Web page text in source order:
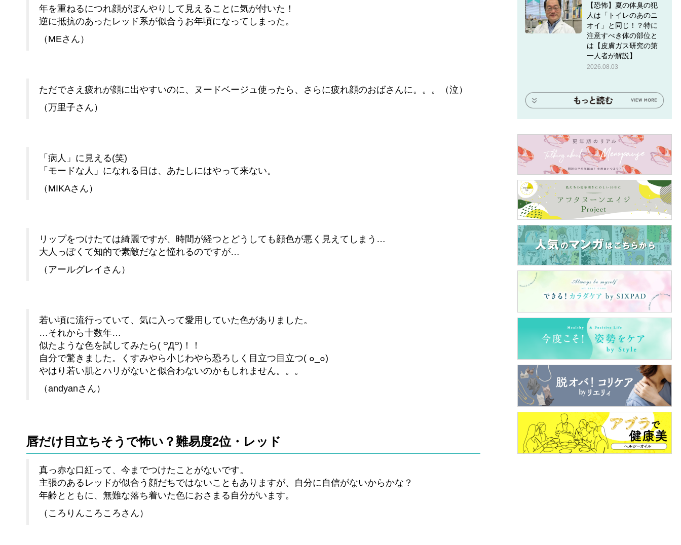
年を重ねるにつれ顔がぼんやりして見えることに気が付いた！
逆に抵抗のあったレッド系が似合うお年頃になってしまった。
（MEさん）
ただでさえ疲れが顔に出やすいのに、ヌードベージュ使ったら、さらに疲れ顔のおばさんに。。。（泣）
（万里子さん）
「病人」に見える(笑)
「モードな人」になれる日は、あたしにはやって来ない。
（MIKAさん）
リップをつけたては綺麗ですが、時間が経つとどうしても顔色が悪く見えてしまう…
大人っぽくて知的で素敵だなと憧れるのですが…
（アールグレイさん）
若い頃に流行っていて、気に入って愛用していた色がありました。
…それから十数年…
似たような色を試してみたら( ꒪Д꒪)！！
自分で驚きました。くすみやら小じわやら恐ろしく目立つ目立つ( ๐_๐)
やはり若い肌とハリがないと似合わないのかもしれません。。。
（andyanさん）
唇だけ目立ちそうで怖い？難易度2位・レッド
真っ赤な口紅って、今までつけたことがないです。
主張のあるレッドが似合う顔だちではないこともありますが、自分に自信がないからかな？
年齢とともに、無難な落ち着いた色におさまる自分がいます。
（ころりんころころさん）
【恐怖】夏の体臭の犯
人は「トイレのあのニ
オイ」と同じ！？特に
注意すべき体の部位と
は【皮膚ガス研究の第
一人者が解説】
2026.08.03